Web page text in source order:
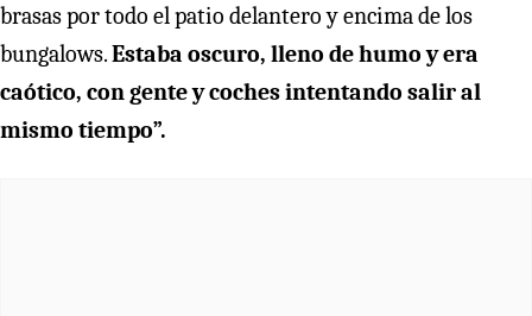
brasas por todo el patio delantero y encima de los
bungalows.Estaba oscuro, lleno de humo y era
caótico, con gente y coches intentando salir al
mismo tiempo”.